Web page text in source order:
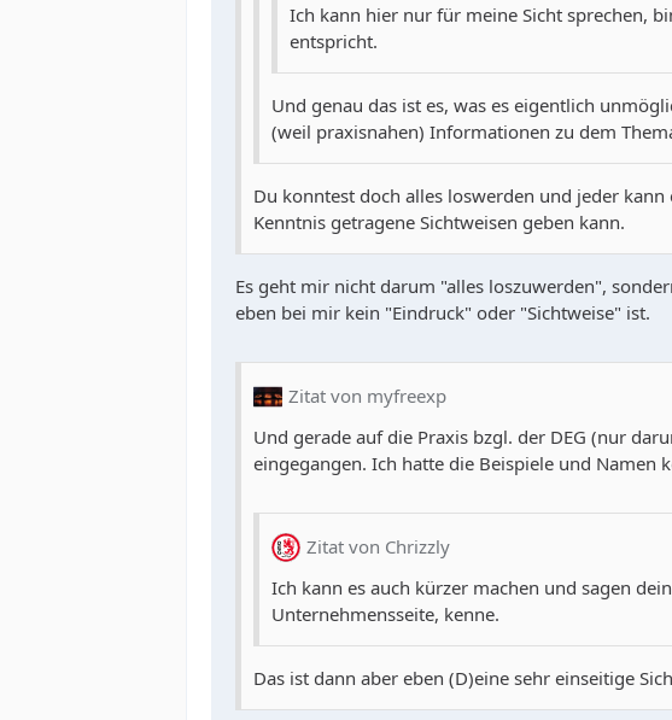
Ich kann hier nur für meine Sicht sprechen,
entspricht.
Und genau das ist es, was es eigentlich
(weil praxisnahen) Informationen zu dem
Du konntest doch alles loswerden und jeder
Kenntnis getragene Sichtweisen geben kann.
Es geht mir nicht darum "alles loszuwerden",
eben bei mir kein "Eindruck" oder "Sichtweise" ist.
Zitat von myfreexp
Und gerade auf die Praxis bzgl. der DEG (nur
eingegangen. Ich hatte die Beispiele und Namen
Zitat von Chrizzly
Ich kann es auch kürzer machen und sagen
Unternehmensseite, kenne.
Das ist dann aber eben (D)eine sehr einseitige